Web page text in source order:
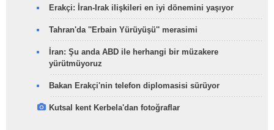
Erakçi: İran-Irak ilişkileri en iyi dönemini yaşıyor
Tahran'da ''Erbain Yürüyüşü'' merasimi
İran: Şu anda ABD ile herhangi bir müzakere
yürütmüyoruz
Bakan Erakçi'nin telefon diplomasisi sürüyor
Kutsal kent Kerbela'dan fotoğraflar